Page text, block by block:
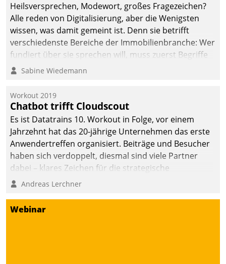
Heilsversprechen, Modewort, großes Fragezeichen?
Alle reden von Digitalisierung, aber die Wenigsten
wissen, was damit gemeint ist. Denn sie betrifft
verschiedenste Bereiche der Immobilienbranche: Wer
fundiert über sie sprechen will, muss zuerst Begriffe
klären. Ein Aspekt ist die betriebliche Optimierung:
Einsparungen durch optimierte und automatisierte
Prozesse. Doch man darf nicht zu viel erwarten: Allein
mit der Einführung einer neuen Software ist es nicht
getan. Die Digitalisierung erfordert von Unternehmen
die Bereitschaft, sich zu überprüfen, zu hinterfragen
und zu verändern.
Sabine Wiedemann
Workout 2019
Chatbot trifft Cloudscout
Es ist Datatrains 10. Workout in Folge, vor einem
Jahrzehnt hat das 20-jährige Unternehmen das erste
Anwendertreffen organisiert. Beiträge und Besucher
haben sich verdoppelt, diesmal sind viele Partner
dabei – klares Zeichen für die strategische
Fokussierung auf den Kunden.
Andreas Lerchner
Webinar